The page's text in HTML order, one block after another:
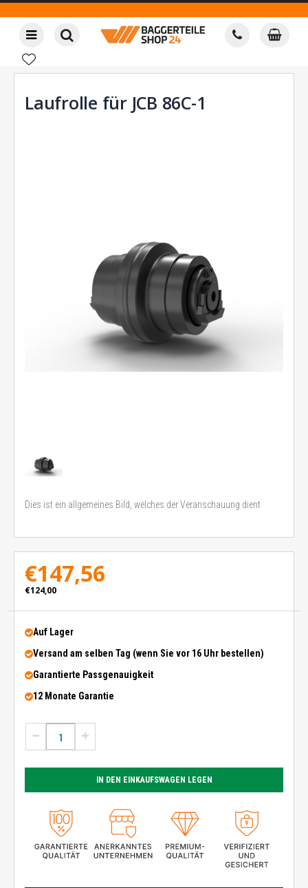
Laufrolle für JCB 86C-1
Dies ist ein allgemeines Bild, welches der Veranschauung dient
€147,56
€124,00
Auf Lager
Versand am selben Tag (wenn Sie vor 16 Uhr bestellen)
Garantierte Passgenauigkeit
12 Monate Garantie
IN DEN EINKAUFSWAGEN LEGEN